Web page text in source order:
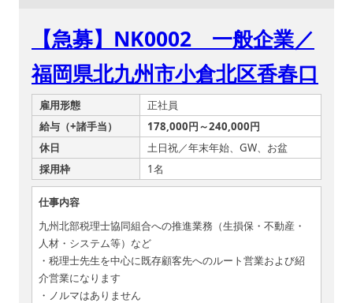
【急募】NK0002 一般企業／
福岡県北九州市小倉北区香春口
雇用形態
正社員
給与（+諸手当）
178,000円～240,000円
休日
土日祝／年末年始、GW、お盆
採用枠
1名
仕事内容
九州北部税理士協同組合への推進業務（生損保・不動産・
人材・システム等）など
・税理士先生を中心に既存顧客先へのルート営業および紹
介営業になります
・ノルマはありません